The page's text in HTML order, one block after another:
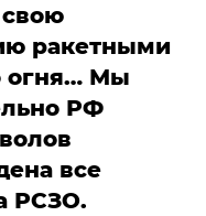
свою
ракетными
огня… Мы
РФ
все
РСЗО.